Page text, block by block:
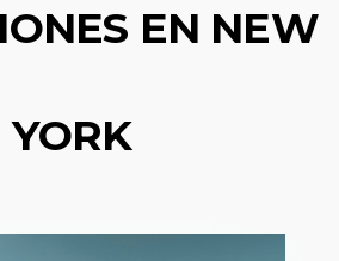
EN NEW
YORK